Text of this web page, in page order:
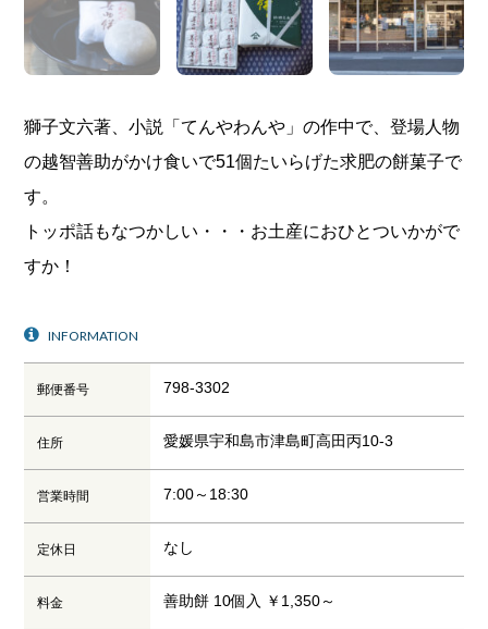
獅子文六著、小説「てんやわんや」の作中で、登場人物
の越智善助がかけ食いで51個たいらげた求肥の餅菓子で
す。
トッポ話もなつかしい・・・お土産におひとついかがで
すか！
INFORMATION
郵便番号 798-3302
住所 愛媛県宇和島市津島町高田丙10-3
営業時間 7:00～18:30
定休日 なし
料金 善助餅 10個入 ￥1,350～